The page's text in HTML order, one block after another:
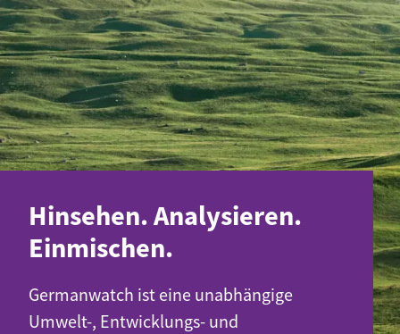
Hinsehen. Analysieren.
Einmischen.
Germanwatch ist eine unabhängige
Umwelt-, Entwicklungs- und